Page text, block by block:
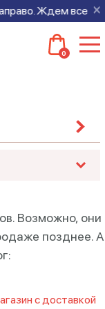
×
Ждем всех на
0
Возможно, они
позднее. А
с доставкой